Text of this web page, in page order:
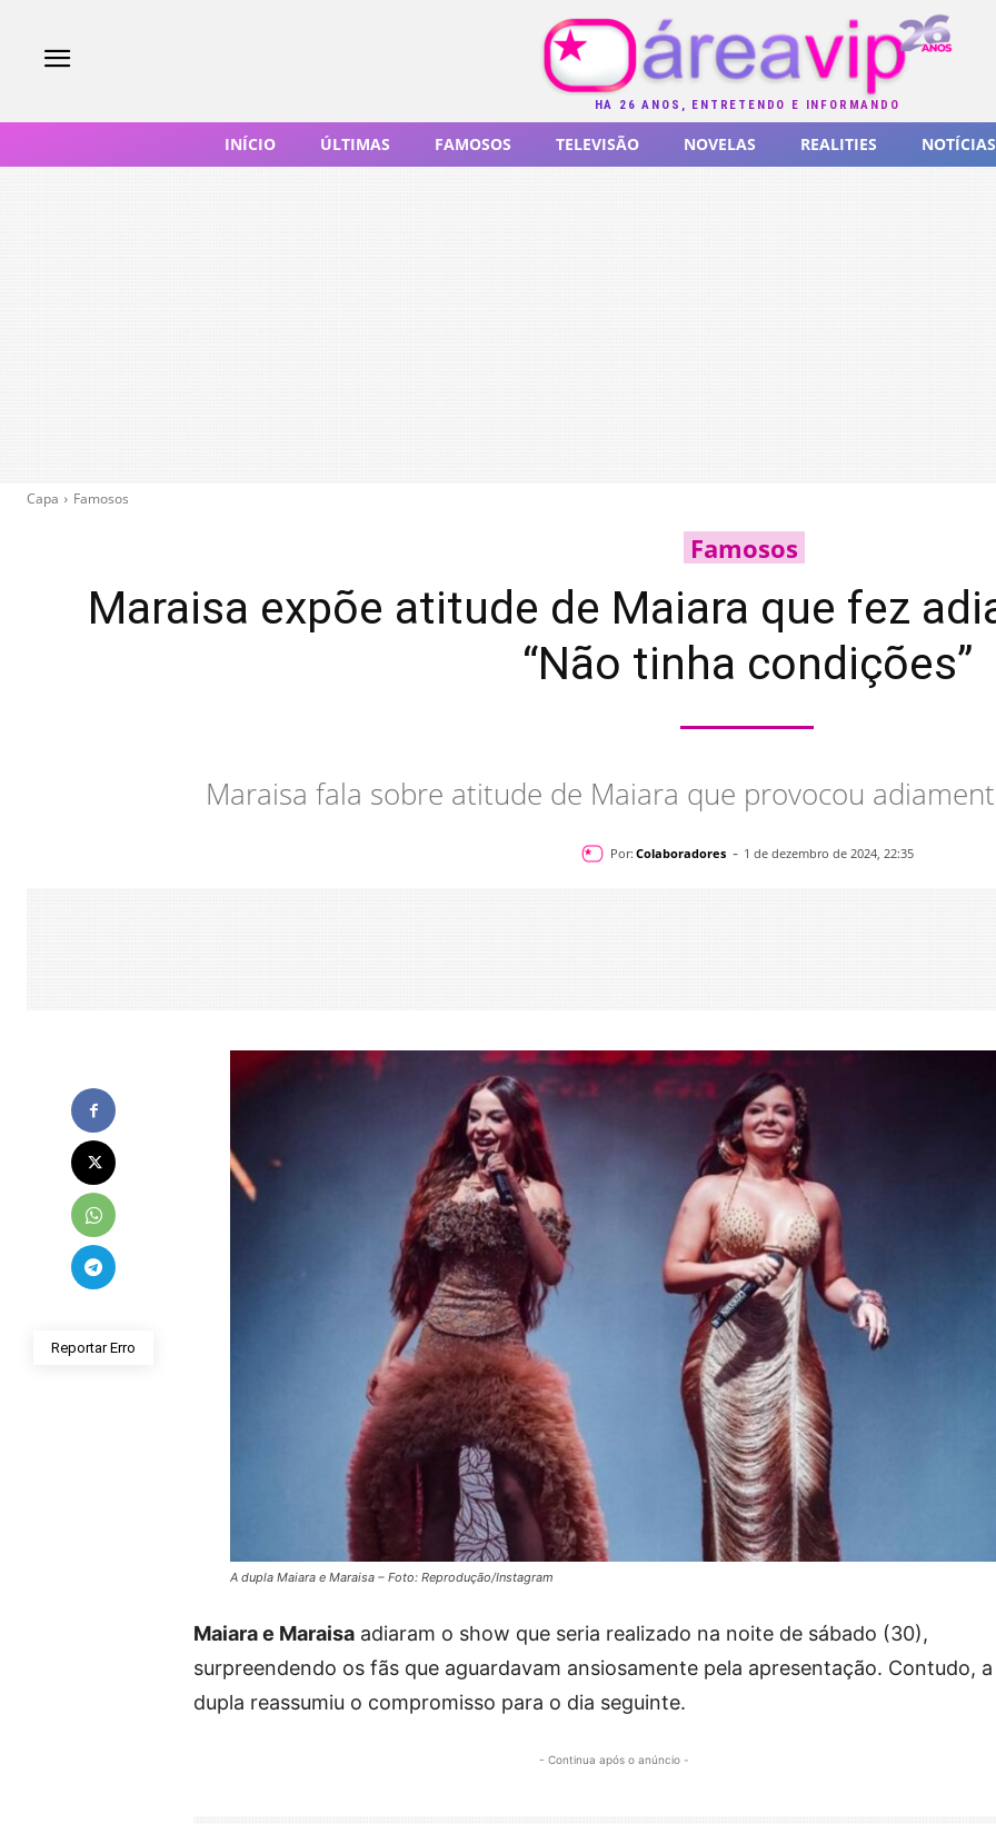
HÁ 26 ANOS, ENTRETENDO E INFORMANDO
INÍCIO ÚLTIMAS FAMOSOS TELEVISÃO NOVELAS REALITIES NOTÍCIAS
Capa Famosos
Famosos
Maraisa expõe atitude de Maiara que fez
“Não tinha condições”
Maraisa fala sobre atitude de Maiara que provocou
Por: Colaboradores - 1 de dezembro de 2024, 22:35
Reportar Erro
A dupla Maiara e Maraisa – Foto: Reprodução/Instagram
Maiara e Maraisa adiaram o show que seria realizado na noite de sábado (30),
surpreendendo os fãs que aguardavam ansiosamente pela apresentação. Contudo, a
dupla reassumiu o compromisso para o dia seguinte.
- Continua após o anúncio -